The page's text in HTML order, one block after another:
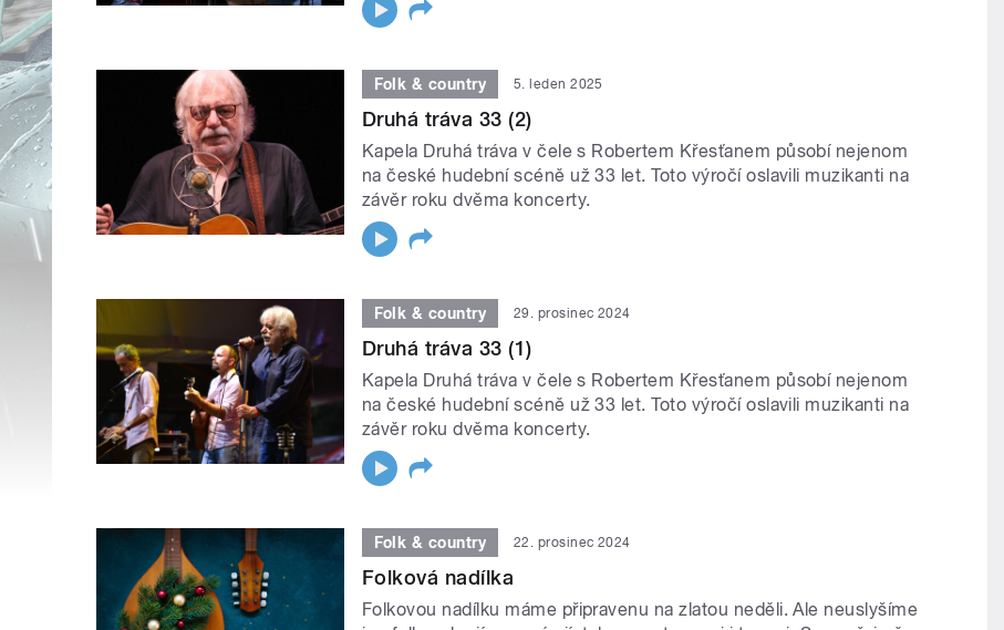
Folk & country 5. leden 2025
Druhá tráva 33 (2)
Kapela Druhá tráva v čele s Robertem Křesťanem působí nejenom
na české hudební scéně už 33 let. Toto výročí oslavili muzikanti na
závěr roku dvěma koncerty.
Folk & country 29. prosinec 2024
Druhá tráva 33 (1)
Kapela Druhá tráva v čele s Robertem Křesťanem působí nejenom
na české hudební scéně už 33 let. Toto výročí oslavili muzikanti na
závěr roku dvěma koncerty.
Folk & country 22. prosinec 2024
Folková nadílka
Folkovou nadílku máme připravenu na zlatou neděli. Ale neuslyšíme